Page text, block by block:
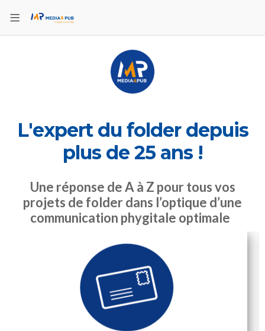
L'expert du folder depuis
plus de 25 ans !
Une réponse de A à Z pour tous vos
projets de folder dans l’optique d’une
communication phygitale optimale